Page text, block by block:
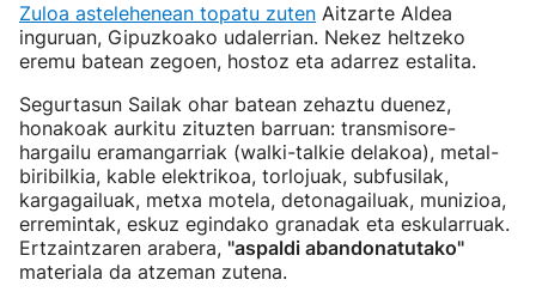
Zuloa astelehenean topatu zuten Aitzarte Aldea
inguruan, Gipuzkoako udalerrian. Nekez heltzeko
eremu batean zegoen, hostoz eta adarrez estalita.
Segurtasun Sailak ohar batean zehaztu duenez,
honakoak aurkitu zituzten barruan: transmisore-
hargailu eramangarriak (walki-talkie delakoa), metal-
biribilkia, kable elektrikoa, torlojuak, subfusilak,
kargagailuak, metxa motela, detonagailuak, munizioa,
erremintak, eskuz egindako granadak eta eskularruak.
Ertzaintzaren arabera, "aspaldi abandonatutako"
materiala da atzeman zutena.